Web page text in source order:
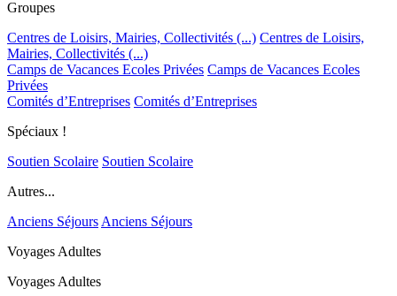
Groupes
Centres de Loisirs, Mairies, Collectivités (...) Centres de Loisirs,
Mairies, Collectivités (...)
Camps de Vacances Ecoles Privées Camps de Vacances Ecoles
Privées
Comités d’Entreprises Comités d’Entreprises
Spéciaux !
Soutien Scolaire Soutien Scolaire
Autres...
Anciens Séjours Anciens Séjours
Voyages Adultes
Voyages Adultes